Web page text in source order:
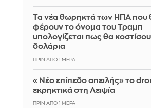
Τα νέα θωρηκτά των ΗΠΑ που
φέρουν το όνομα του Τραμπ
υπολογίζεται πως θα
δολάρια
ΠΡΙΝ ΑΠΌ 1 ΜΈΡΑ
«Νέο επίπεδο απειλής» το
εκρηκτικά στη Λειψία
ΠΡΙΝ ΑΠΌ 1 ΜΈΡΑ